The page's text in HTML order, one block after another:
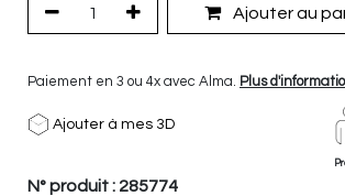
Ajouter au
Paiement en 3 ou 4x avec Alma. Plus
Ajouter à mes 3D
N° produit : 285774